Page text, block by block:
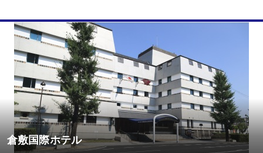
倉敷国際ホテル